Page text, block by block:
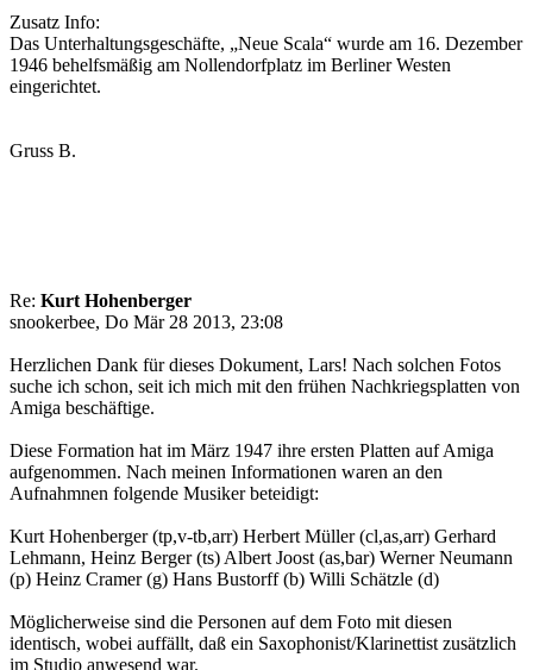
Zusatz Info:
Das Unterhaltungsgeschäfte, „Neue Scala“ wurde am 16. Dezember
1946 behelfsmäßig am Nollendorfplatz im Berliner Westen
eingerichtet.
Gruss B.
Re: Kurt Hohenberger
snookerbee, Do Mär 28 2013, 23:08
Herzlichen Dank für dieses Dokument, Lars! Nach solchen Fotos
suche ich schon, seit ich mich mit den frühen Nachkriegsplatten von
Amiga beschäftige.
Diese Formation hat im März 1947 ihre ersten Platten auf Amiga
aufgenommen. Nach meinen Informationen waren an den
Aufnahmnen folgende Musiker beteidigt:
Kurt Hohenberger (tp,v-tb,arr) Herbert Müller (cl,as,arr) Gerhard
Lehmann, Heinz Berger (ts) Albert Joost (as,bar) Werner Neumann
(p) Heinz Cramer (g) Hans Bustorff (b) Willi Schätzle (d)
Möglicherweise sind die Personen auf dem Foto mit diesen
identisch, wobei auffällt, daß ein Saxophonist/Klarinettist zusätzlich
im Studio anwesend war.